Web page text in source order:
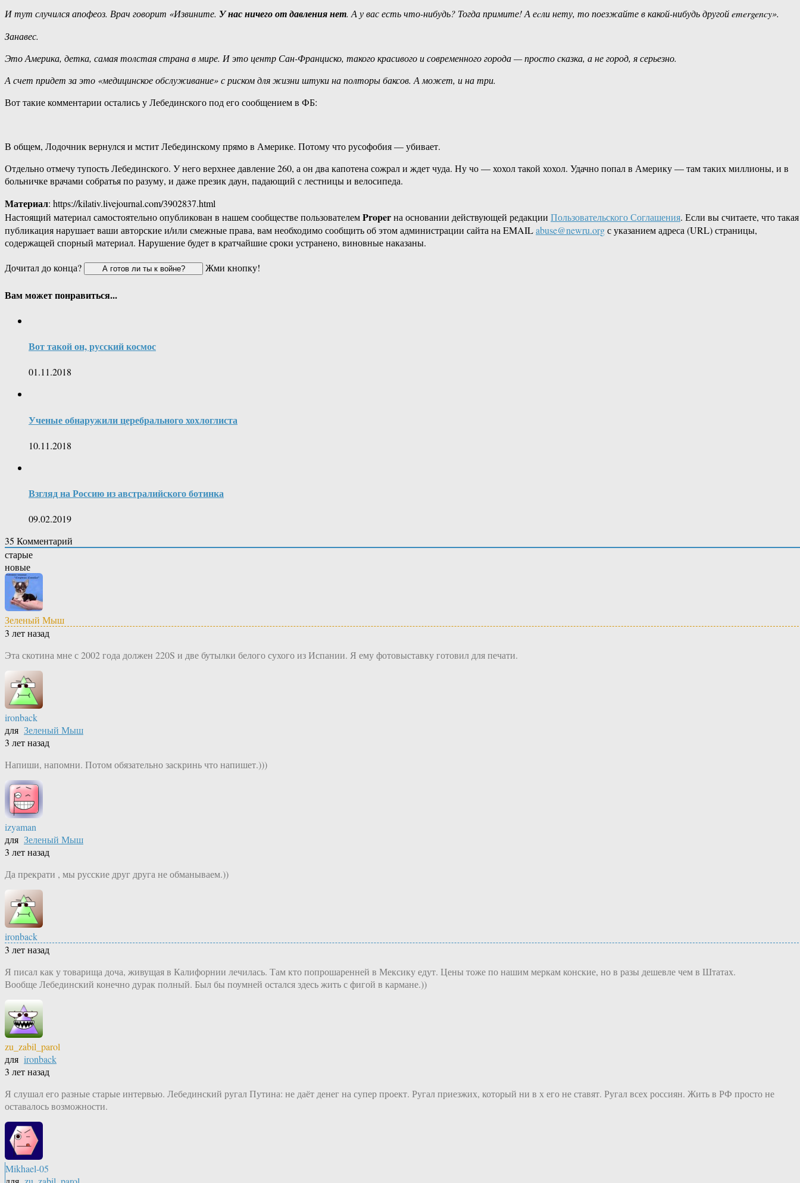
И тут случился апофеоз. Врач говорит «Извините. У нас ничего от давления нет. А у вас есть что-нибудь? Тогда примите! А еcли нету, то поезжайте в какой-нибудь другой emergency».
Занавес.
Это Америка, детка, самая толстая страна в мире. И это центр Сан-Франциско, такого красивого и современного города — просто сказка, а не город, я серьезно.
А счет придет за это «медицинское обслуживание» с риском для жизни штуки на полторы баксов. А может, и на три.
Вот такие комментарии остались у Лебединского под его сообщением в ФБ:
В общем, Лодочник вернулся и мстит Лебединскому прямо в Америке. Потому что русофобия — убивает.
Отдельно отмечу тупость Лебединского. У него верхнее давление 260, а он два капотена сожрал и ждет чуда. Ну чо — хохол такой хохол. Удачно попал в Америку — там таких миллионы, и в
больничке врачами собратья по разуму, и даже презик даун, падающий с лестницы и велосипеда.
Материал: https://kilativ.livejournal.com/3902837.html
Настоящий материал самостоятельно опубликован в нашем сообществе пользователемProperна основании действующей редакции Пользовательского Соглашения. Если вы считаете, что такая
публикация нарушает ваши авторские и/или смежные права, вам необходимо сообщить об этом администрации сайта на EMAILabuse@newru.orgс указанием адреса (URL) страницы,
содержащей спорный материал. Нарушение будет в кратчайшие сроки устранено, виновные наказаны.
Дочитал до конца?
Жми кнопку!
Вам может понравиться...
Вот такой он, русский космос
01.11.2018
Ученые обнаружили церебрального хохлоглиста
10.11.2018
Взгляд на Россию из австралийского ботинка
09.02.2019
35 Комментарий
старые
новые
Зеленый Мыш
3 лет назад
Эта скотина мне с 2002 года должен 220S и две бутылки белого сухого из Испании. Я ему фотовыставку готовил для печати.
ironback
для Зеленый Мыш
3 лет назад
Напиши, напомни. Потом обязательно заскринь что напишет.)))
izyaman
для Зеленый Мыш
3 лет назад
Да прекрати , мы русские друг друга не обманываем.))
ironback
3 лет назад
Я писал как у товарища доча, живущая в Калифорнии лечилась. Там кто попрошаренней в Мексику едут. Цены тоже по нашим меркам конские, но в разы дешевле чем в Штатах.
Вообще Лебединский конечно дурак полный. Был бы поумней остался здесь жить с фигой в кармане.))
zu_zabil_parol
для ironback
3 лет назад
Я слушал его разные старые интервью. Лебединский ругал Путина: не даёт денег на супер проект. Ругал приезжих, который ни в х его не ставят. Ругал всех россиян. Жить в РФ просто не
оставалось возможности.
Mikhael-05